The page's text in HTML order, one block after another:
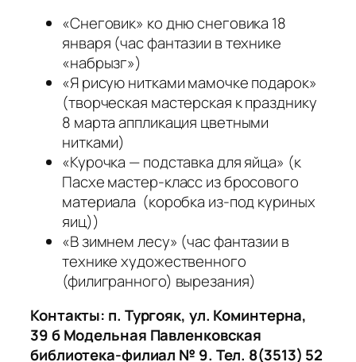
«Снеговик» ко дню снеговика 18
января (час фантазии в технике
«набрызг»)
«Я рисую нитками мамочке подарок»
(творческая мастерская к празднику
8 марта аппликация цветными
нитками)
«Курочка — подставка для яйца» (к
Пасхе мастер-класс из бросового
материала (коробка из-под куриных
яиц))
«В зимнем лесу» (час фантазии в
технике художественного
(филигранного) вырезания)
Контакты: п. Тургояк, ул. Коминтерна,
39 б Модельная Павленковская
библиотека-филиал № 9. Тел. 8(3513) 52